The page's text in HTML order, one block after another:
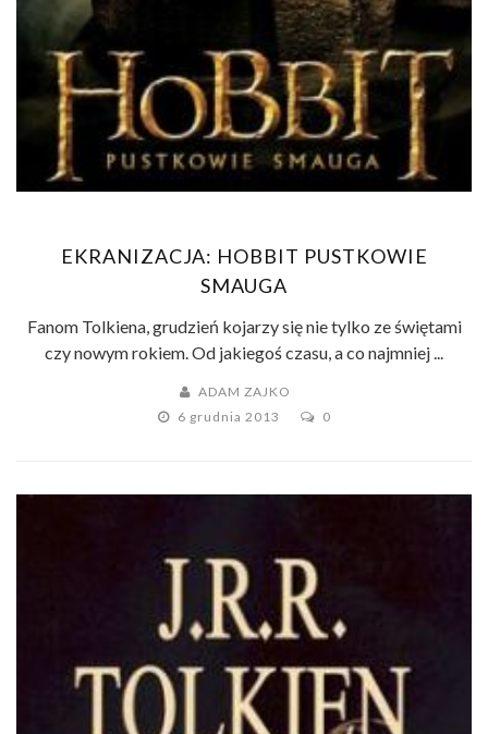
EKRANIZACJA: HOBBIT PUSTKOWIE
SMAUGA
Fanom Tolkiena, grudzień kojarzy się nie tylko ze świętami
czy nowym rokiem. Od jakiegoś czasu, a co najmniej ...
ADAM ZAJKO
6 grudnia 2013
0